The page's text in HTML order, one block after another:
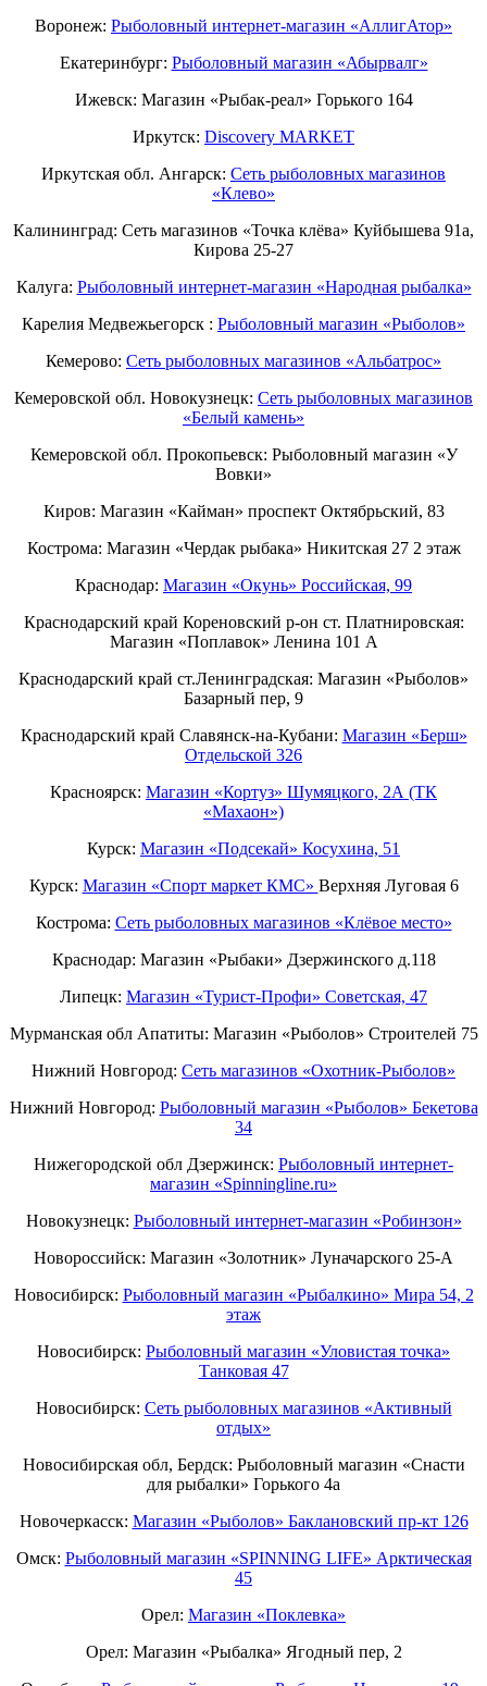
Воронеж: Рыболовный интернет-магазин «АллигАтор»
Екатеринбург: Рыболовный магазин «Абырвалг»
Ижевск: Магазин «Рыбак-реал» Горького 164
Иркутск: Discovery MARKET
Иркутская обл. Ангарск: Сеть рыболовных магазинов
«Клево»
Калининград: Сеть магазинов «Точка клёва» Куйбышева 91а,
Кирова 25-27
Калуга: Рыболовный интернет-магазин «Народная рыбалка»
Карелия Медвежьегорск : Рыболовный магазин «Рыболов»
Кемерово: Сеть рыболовных магазинов «Альбатрос»
Кемеровской обл. Новокузнецк: Сеть рыболовных магазинов
«Белый камень»
Кемеровской обл. Прокопьевск: Рыболовный магазин «У
Вовки»
Киров: Магазин «Кайман» проспект Октябрьский, 83
Кострома: Магазин «Чердак рыбака» Никитская 27 2 этаж
Краснодар: Магазин «Окунь» Российская, 99
Краснодарский край Кореновский р-он ст. Платнировская:
Магазин «Поплавок» Ленина 101 А
Краснодарский край ст.Ленинградская: Магазин «Рыболов»
Базарный пер, 9
Краснодарский край Славянск-на-Кубани: Магазин «Берш»
Отдельской 326
Красноярск: Магазин «Кортуз» Шумяцкого, 2А (ТК
«Махаон»)
Курск: Магазин «Подсекай» Косухина, 51
Курск: Магазин «Спорт маркет КМС» Верхняя Луговая 6
Кострома: Сеть рыболовных магазинов «Клёвое место»
Краснодар: Магазин «Рыбаки» Дзержинского д.118
Липецк: Магазин «Турист-Профи» Советская, 47
Мурманская обл Апатиты: Магазин «Рыболов» Строителей 75
Нижний Новгород: Cеть магазинов «Охотник-Рыболов»
Нижний Новгород: Рыболовный магазин «Рыболов» Бекетова
34
Нижегородской обл Дзержинск: Рыболовный интернет-
магазин «Spinningline.ru»
Новокузнецк: Рыболовный интернет-магазин «Робинзон»
Новороссийск: Магазин «Золотник» Луначарского 25-А
Новосибирск: Рыболовный магазин «Рыбалкино» Мира 54, 2
этаж
Новосибирск: Рыболовный магазин «Уловистая точка»
Танковая 47
Новосибирск: Сеть рыболовных магазинов «Активный
отдых»
Новосибирская обл, Бердск: Рыболовный магазин «Снасти
для рыбалки» Горького 4а
Новочеркасск: Магазин «Рыболов» Баклановский пр-кт 126
Омск: Рыболовный магазин «SPINNING LIFE» Арктическая
45
Орел: Магазин «Поклевка»
Орел: Магазин «Рыбалка» Ягодный пер, 2